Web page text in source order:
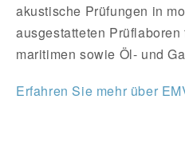
akustische Prüfungen in
ausgestatteten
maritimen sowie Öl- und
Erfahren Sie mehr über